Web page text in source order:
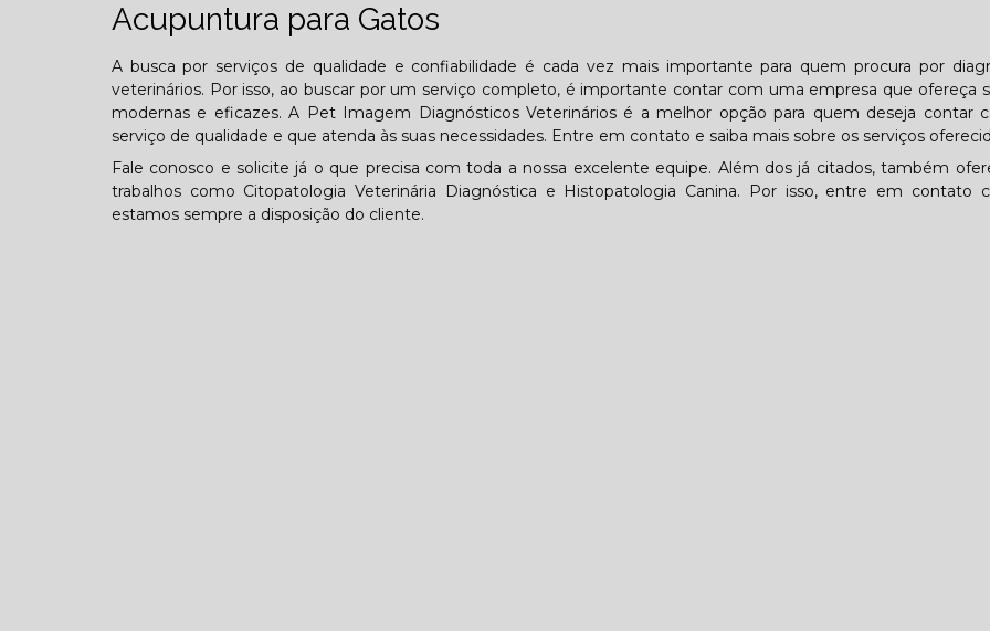
Acupuntura para Gatos
A busca por serviços de qualidade e confiabilidade é cada vez mais importante para quem procura por
veterinários. Por isso, ao buscar por um serviço completo, é importante contar com uma empresa que ofereça
modernas e eficazes. A Pet Imagem Diagnósticos Veterinários é a melhor opção para quem deseja contar
serviço de qualidade e que atenda às suas necessidades. Entre em contato e saiba mais sobre os serviços
Fale conosco e solicite já o que precisa com toda a nossa excelente equipe. Além dos já citados, também
trabalhos como Citopatologia Veterinária Diagnóstica e Histopatologia Canina. Por isso, entre em contato
estamos sempre a disposição do cliente.